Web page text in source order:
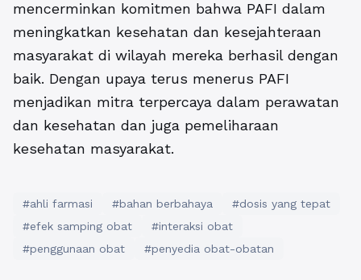
mencerminkan komitmen bahwa PAFI dalam
meningkatkan kesehatan dan kesejahteraan
masyarakat di wilayah mereka berhasil dengan
baik. Dengan upaya terus menerus PAFI
menjadikan mitra terpercaya dalam perawatan
dan kesehatan dan juga pemeliharaan
kesehatan masyarakat.
#ahli farmasi #bahan berbahaya
#dosis yang tepat
#efek samping obat
#interaksi obat
#penggunaan obat
#penyedia obat-obatan